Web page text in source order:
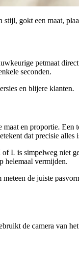
gokt een maat,
petmaat
seconden.
en blijere klanten.
en proportie.
dat precisie alles
L is simpelweg niet
helemaal vermijden.
de juiste
de camera van